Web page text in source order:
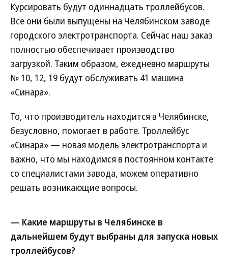
Курсировать будут одиннадцать троллейбусов.
Все они были выпущены на Челябинском заводе
городского электротранспорта. Сейчас наш заказ
полностью обеспечивает производство
загрузкой. Таким образом, ежедневно маршруты
№ 10, 12, 19 будут обслуживать 41 машина
«Синара».
То, что производитель находится в Челябинске,
безусловно, помогает в работе. Троллейбус
«Синара» — новая модель электротранспорта и
важно, что мы находимся в постоянном контакте
со специалистами завода, можем оперативно
решать возникающие вопросы.
— Какие маршруты в Челябинске в
дальнейшем будут выбраны для запуска новых
троллейбусов?